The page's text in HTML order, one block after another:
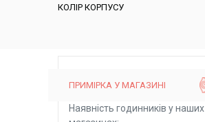
КОЛІР КОРПУСУ
ПРИМІРКА У МАГАЗИНІ
Наявність годинників у наших